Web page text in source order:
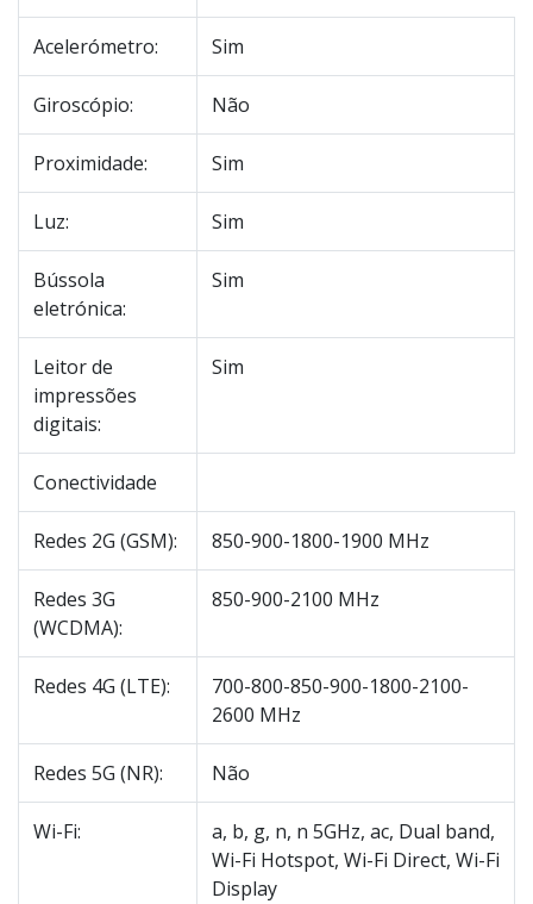
Acelerómetro: Sim
Giroscópio: Não
Proximidade: Sim
Luz: Sim
Bússola
eletrónica:
Sim
Leitor de
impressões
digitais:
Sim
Conectividade
Redes 2G (GSM): 850-900-1800-1900 MHz
Redes 3G
(WCDMA):
850-900-2100 MHz
Redes 4G (LTE):
700-800-850-900-1800-2100-
2600 MHz
Redes 5G (NR): Não
Wi-Fi:
a, b, g, n, n 5GHz, ac, Dual band,
Wi-Fi Hotspot, Wi-Fi Direct, Wi-Fi
Display